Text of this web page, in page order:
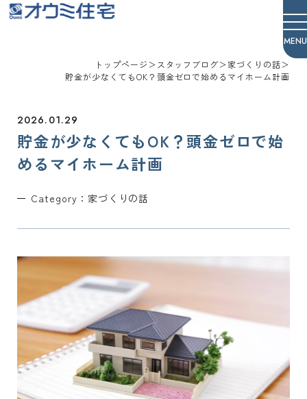
トップページ＞ スタッフブログ＞家づくりの話＞
貯金が少なくてもOK？頭金ゼロで始めるマイホーム計画
2026.01.29
貯金が少なくてもOK？頭金ゼロで始
めるマイホーム計画
Category： 家づくりの話